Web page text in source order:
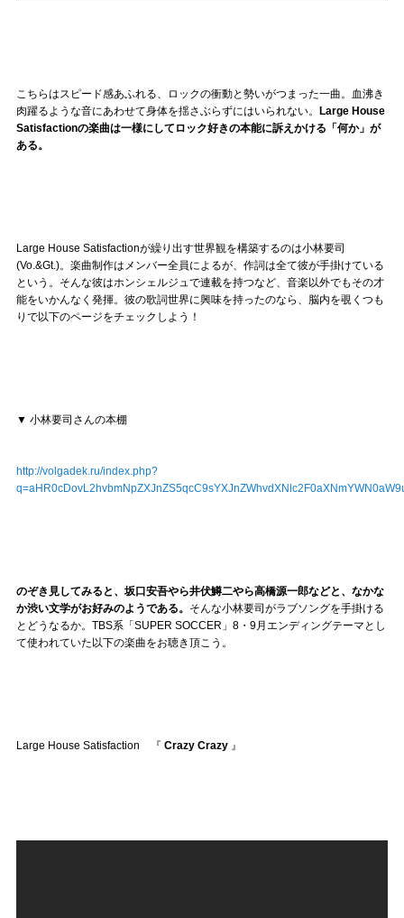
こちらはスピード感あふれる、ロックの衝動と勢いがつまった一曲。血沸き
肉躍るような音にあわせて身体を揺さぶらずにはいられない。 Large House
Satisfactionの楽曲は一様にしてロック好きの本能に訴えかける「何か」が
ある。
Large House Satisfactionが繰り出す世界観を構築するのは小林要司
(Vo.&Gt.)。楽曲制作はメンバー全員によるが、作詞は全て彼が手掛けている
という。そんな彼はホンシェルジュで連載を持つなど、音楽以外でもその才
能をいかんなく発揮。彼の歌詞世界に興味を持ったのなら、脳内を覗くつも
りで以下のページをチェックしよう！
▼ 小林要司さんの本棚
http://volgadek.ru/index.php?
のぞき見してみると、坂口安吾やら井伏鱒二やら高橋源一郎などと、なかな
か渋い文学がお好みのようである。 そんな小林要司がラブソングを手掛ける
とどうなるか。TBS系「SUPER SOCCER」8・9月エンディングテーマとし
て使われていた以下の楽曲をお聴き頂こう。
Large House Satisfaction 『 Crazy Crazy 』